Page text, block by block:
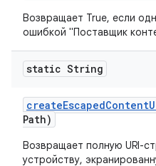
Возвращает True, если
ошибкой "Поставщик
static String
createEscapedContent
Path)
Возвращает полную URI-
устройству,